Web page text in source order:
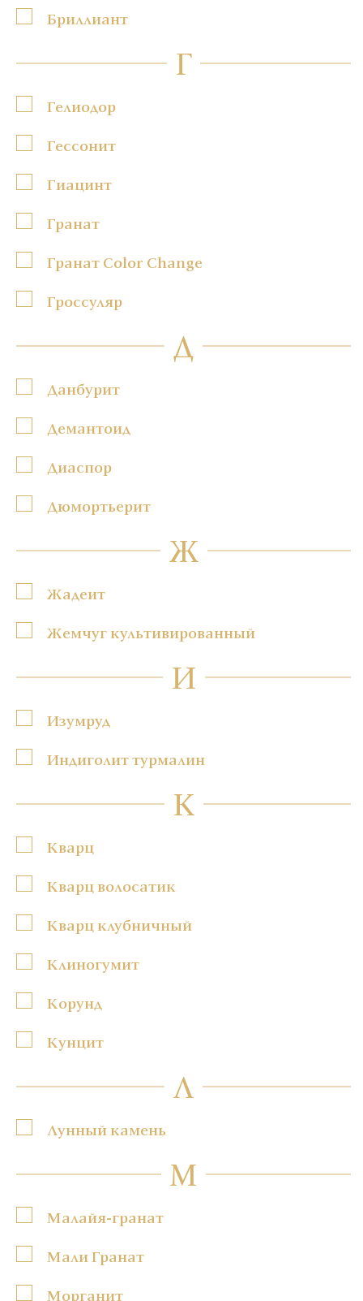
Бриллиант
Г
Гелиодор
Гессонит
Гиацинт
Гранат
Гранат Color Change
Гроссуляр
Д
Данбурит
Демантоид
Диаспор
Дюмортьерит
Ж
Жадеит
Жемчуг культивированный
И
Изумруд
Индиголит турмалин
К
Кварц
Кварц волосатик
Кварц клубничный
Клиногумит
Корунд
Кунцит
Л
Лунный камень
М
Малайя-гранат
Мали Гранат
Морганит